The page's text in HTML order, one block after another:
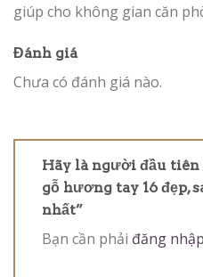
giúp cho không gian căn
Đánh giá
Chưa có đánh giá nào.
Hãy là người đầu tiên
gỗ hương tay 16 đẹp,
nhất”
Bạn cần phải đăng nhập